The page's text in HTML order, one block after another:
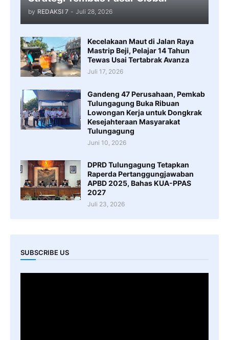
by REDAKSI 7 - Juli 28, 2026
Kecelakaan Maut di Jalan Raya
Mastrip Beji, Pelajar 14 Tahun
Tewas Usai Tertabrak Avanza
Juli 17, 2026
Gandeng 47 Perusahaan, Pemkab
Tulungagung Buka Ribuan
Lowongan Kerja untuk Dongkrak
Kesejahteraan Masyarakat
Tulungagung
Juni 10, 2026
DPRD Tulungagung Tetapkan
Raperda Pertanggungjawaban
APBD 2025, Bahas KUA-PPAS
2027
Juli 23, 2026
SUBSCRIBE US